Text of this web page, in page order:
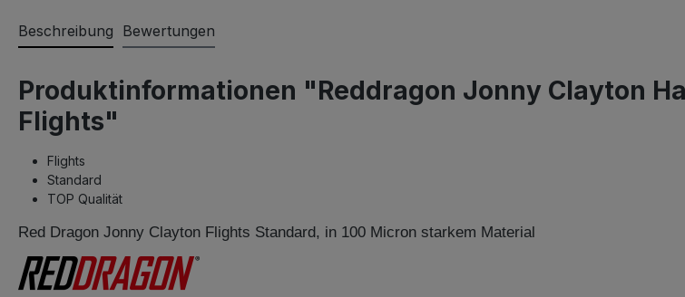
Beschreibung Bewertungen
Produktinformationen "Reddragon Jonny Clayton
Flights"
Flights
Standard
TOP Qualität
Red Dragon Jonny Clayton Flights Standard, in 100 Micron starkem Material